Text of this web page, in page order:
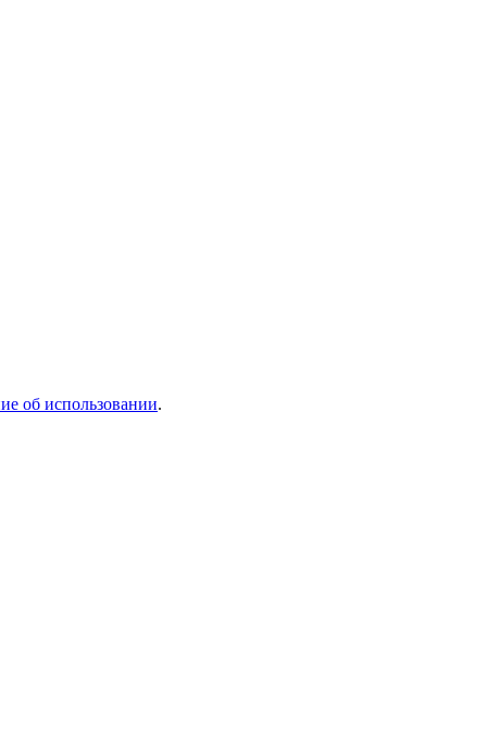
об использовании.